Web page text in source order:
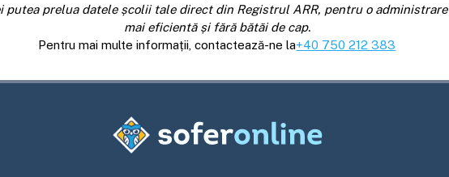
putea prelua datele școlii tale direct din Registrul ARR, pentru o administrare
mai eficientă și fără bătăi de cap.
Pentru mai multe informații, contactează-ne la+40 750 212 383